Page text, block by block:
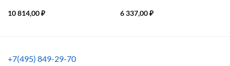
10 814,00₽ 6 337,00₽
+7(495) 849-29-70